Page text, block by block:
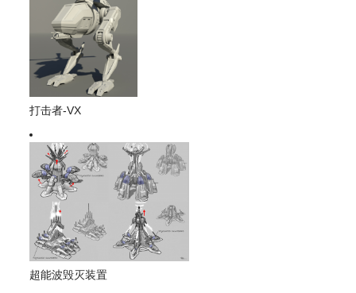
打击者-VX
超能波毁灭装置